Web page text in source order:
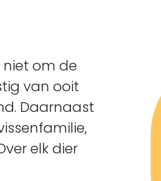
niet om de
van ooit
Daarnaast
elk dier